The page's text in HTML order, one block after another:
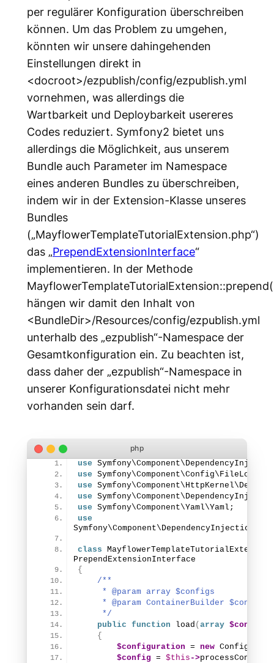
per regulärer Konfiguration überschreiben
können. Um das Problem zu umgehen,
könnten wir unsere dahingehenden
Einstellungen direkt in
<docroot>/ezpublish/config/ezpublish.yml
vornehmen, was allerdings die
Wartbarkeit und Deploybarkeit usereres
Codes reduziert. Symfony2 bietet uns
allerdings die Möglichkeit, aus unserem
Bundle auch Parameter im Namespace
eines anderen Bundles zu überschreiben,
indem wir in der Extension-Klasse unseres
Bundles
(„MayflowerTemplateTutorialExtension.php“)
das „PrependExtensionInterface“
implementieren. In der Methode
hängen wir damit den Inhalt von
<BundleDir>/Resources/config/ezpublish.yml
unterhalb des „ezpublish“-Namespace der
Gesamtkonfiguration ein. Zu beachten ist,
dass daher der „ezpublish“-Namespace in
unserer Konfigurationsdatei nicht mehr
vorhanden sein darf.
use
use
use
use
use Symfony\Component\Yaml\Yaml;
use
class
PrependExtensionInterface
{
/**
     * @param array $configs
* @param ContainerBuilder
     */
public function load (array $configs,
{
$configuration = new
$config = $this ->